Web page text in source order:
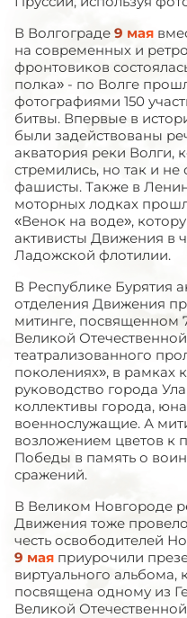
В Волгограде 9 мая
на современных и
фронтовиков
полка» - по Волге
фотографиями 150
битвы. Впервые в
были задействованы
акватория реки Волги,
стремились, но так и
фашисты. Также в
моторных лодках
«Венок на воде»,
активисты Движения в
Ладожской флотилии.
В Республике Бурятия
отделения Движения
митинге,
Великой
театрализованного
поколениях», в рамках
руководство города
коллективы города,
военнослужащие. А
возложением цветов
Победы в память о
сражений.
В Великом Новгороде
Движения тоже
честь освободителей
9 мая приурочили
виртуального альбома,
посвящена одному из
Великой